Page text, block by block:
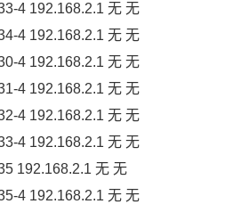
4 192.168.2.1 无 无
4 192.168.2.1 无 无
4 192.168.2.1 无 无
4 192.168.2.1 无 无
4 192.168.2.1 无 无
4 192.168.2.1 无 无
192.168.2.1 无 无
4 192.168.2.1 无 无